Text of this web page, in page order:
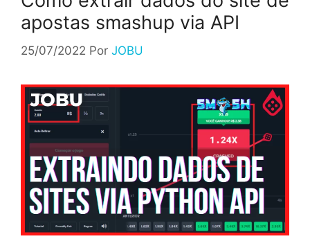
apostas smashup via API
25/07/2022 Por JOBU